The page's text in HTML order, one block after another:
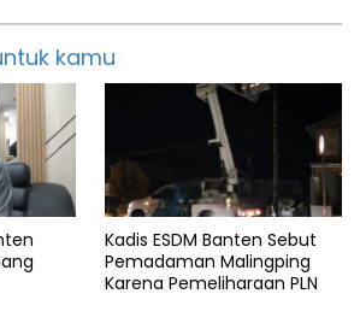
kamu
Kadis ESDM Banten Sebut
Pemadaman Malingping
Karena Pemeliharaan PLN